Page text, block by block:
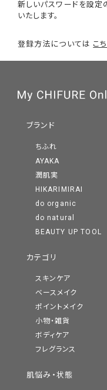
新しいパスワードを設定
いたします。
登録方法については こ
ブランド
ちふれ
AYAKA
潤肌実
HIKARIMIRAI
do organic
do natural
BEAUTY UP TOOL
カテゴリ
スキンケア
ベースメイク
ポイントメイク
小物・雑貨
ボディケア
フレグランス
肌悩み・状態